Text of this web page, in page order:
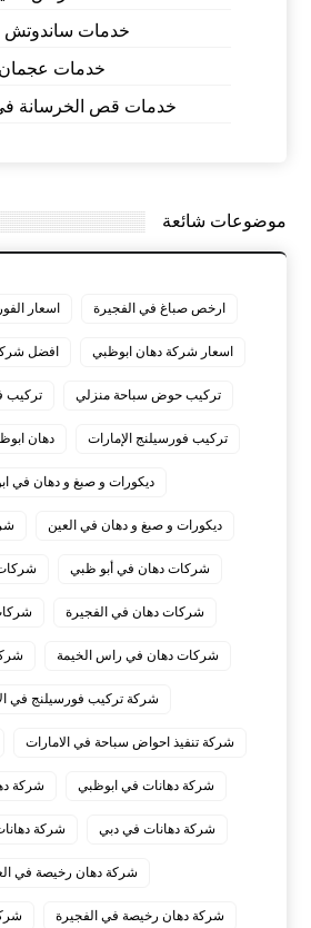
خدمات ساندوتش
خدمات عجمان
خدمات قص الخرسانة في
موضوعات شائعة
ارخص صباغ في الفجيرة اسعار
اسعار شركة دهان ابوظبي افضل
تركيب حوض سباحة منزلي تركيب
تركيب فورسيلنج الإمارات دهان
ديكورات و صبغ و دهان في
ديكورات و صبغ و دهان في العين
شركات دهان في أبو ظبي
شركات دهان في الفجيرة
شركات دهان في راس الخيمة
شركة تركيب فورسيلنج في
شركة تنفيذ احواض سباحة في الامارات
شركة دهانات في ابوظبي شركة
شركة دهانات في دبي شركة
شركة دهان رخيصة في
شركة دهان رخيصة في الفجيرة